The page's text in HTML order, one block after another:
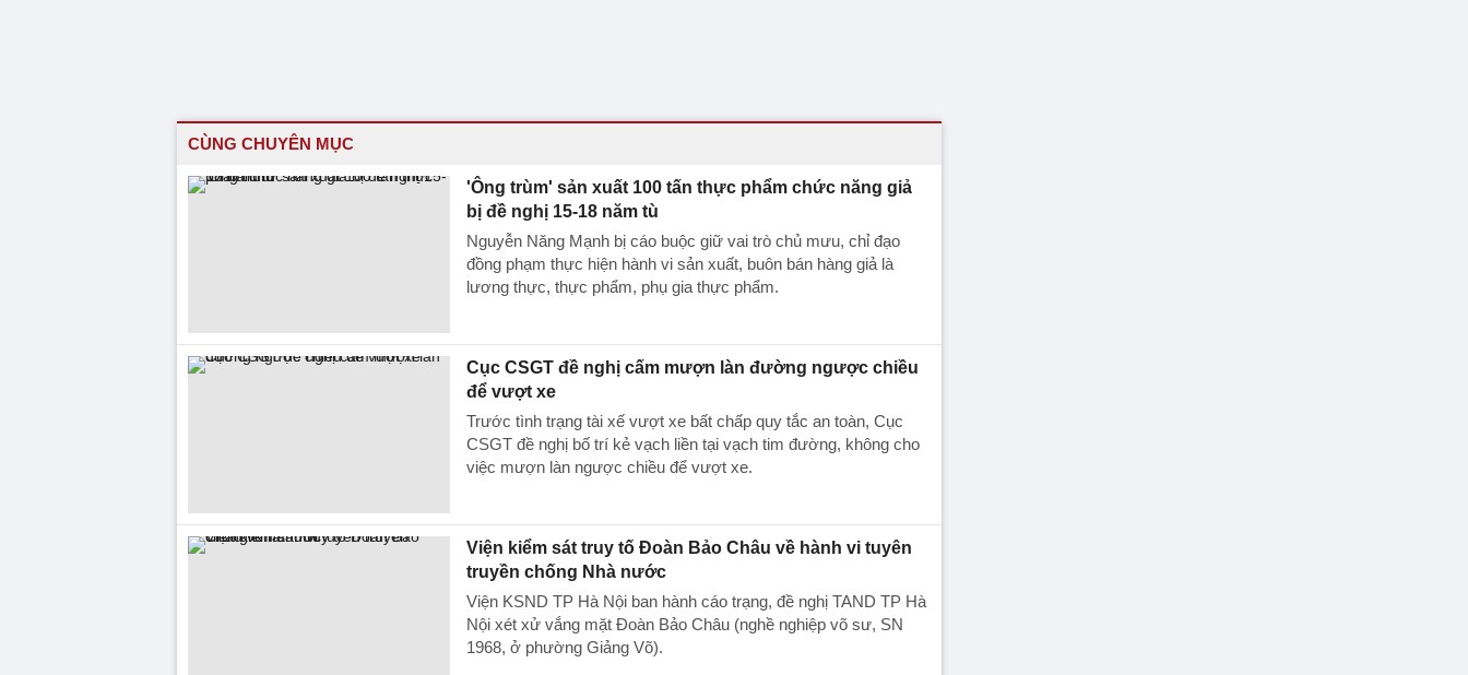
CÙNG CHUYÊN MỤC
'Ông trùm' sản xuất 100 tấn thực phẩm chức năng giả
bị đề nghị 15-18 năm tù
Nguyễn Năng Mạnh bị cáo buộc giữ vai trò chủ mưu, chỉ đạo
đồng phạm thực hiện hành vi sản xuất, buôn bán hàng giả là
lương thực, thực phẩm, phụ gia thực phẩm.
Cục CSGT đề nghị cấm mượn làn đường ngược chiều
để vượt xe
Trước tình trạng tài xế vượt xe bất chấp quy tắc an toàn, Cục
CSGT đề nghị bố trí kẻ vạch liền tại vạch tim đường, không cho
việc mượn làn ngược chiều để vượt xe.
Viện kiểm sát truy tố Đoàn Bảo Châu về hành vi tuyên
truyền chống Nhà nước
Viện KSND TP Hà Nội ban hành cáo trạng, đề nghị TAND TP Hà
Nội xét xử vắng mặt Đoàn Bảo Châu (nghề nghiệp võ sư, SN
1968, ở phường Giảng Võ).